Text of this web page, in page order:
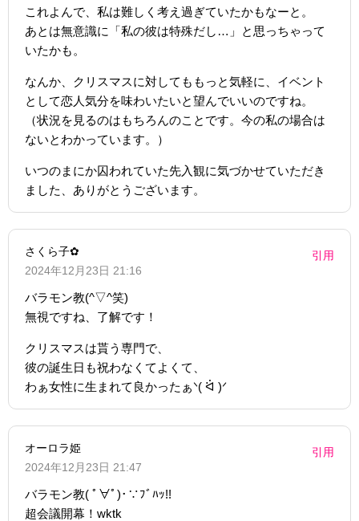
これよんで、私は難しく考え過ぎていたかもなーと。
あとは無意識に「私の彼は特殊だし…」と思っちゃって
いたかも。
なんか、クリスマスに対してももっと気軽に、イベント
として恋人気分を味わいたいと望んでいいのですね。
（状況を見るのはもちろんのことです。今の私の場合は
ないとわかっています。）
いつのまにか囚われていた先入観に気づかせていただき
ました、ありがとうございます。
さくら子✿
2024年12月23日 21:16
引用
バラモン教(^▽^笑)
無視ですね、了解です！
クリスマスは貰う専門で、
彼の誕生日も祝わなくてよくて、
わぁ女性に生まれて良かったぁᐠ( ᐛ )ᐟ
オーロラ姫
2024年12月23日 21:47
引用
バラモン教( ﾟ∀ﾟ)･∵ﾌﾞﾊｯ!!
超会議開幕！wktk